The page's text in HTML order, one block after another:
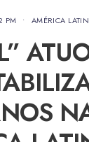
PM • AMÉRICA